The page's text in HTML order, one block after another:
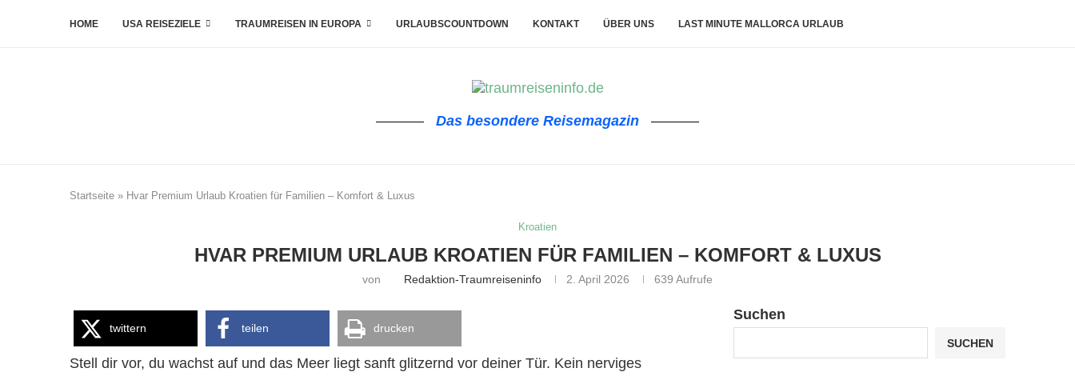
HOME USA REISEZIELE TRAUMREISEN IN EUROPA URLAUBSCOUNTDOWN KONTAKT ÜBER UNS LAST MINUTE MALLORCA URLAUB
Das besondere Reisemagazin
Startseite » Hvar Premium Urlaub Kroatien für Familien – Komfort & Luxus
Kroatien
HVAR PREMIUM URLAUB KROATIEN FÜR FAMILIEN – KOMFORT & LUXUS
von Redaktion-Traumreiseninfo 2. April 2026 639 Aufrufe
twittern teilen drucken
Stell dir vor, du wachst auf und das Meer liegt sanft glitzernd vor deiner Tür. Kein nerviges
Suchen
SUCHEN